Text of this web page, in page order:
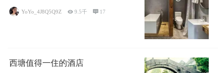
YoYo_4J8Q5Q9Z 9.5千  17
西塘值得一住的酒店